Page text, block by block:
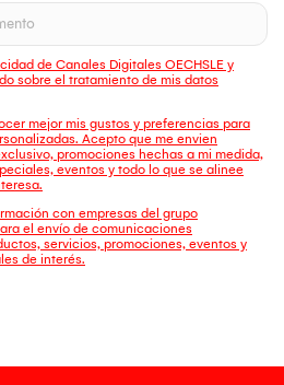
de Canales Digitales OECHSLE y
sobre el tratamiento de mis datos
mejor mis gustos y preferencias para
Acepto que me envien
promociones hechas a mi medida,
eventos y todo lo que se alinee
con empresas del grupo
el envío de comunicaciones
servicios, promociones, eventos y
de interés.